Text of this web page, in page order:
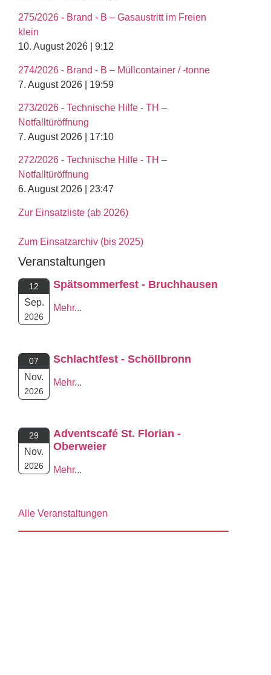
Veranstaltungen
12
Sep.
2026
Spätsommerfest - Bruchhausen
Mehr...
07
Nov.
2026
Schlachtfest - Schöllbronn
Mehr...
29
Nov.
2026
Adventscafé St. Florian -
Oberweier
Mehr...
Alle Veranstaltungen
275/2026 - Brand - B – Gasaustritt im Freien
klein
10. August 2026 | 9:12
274/2026 - Brand - B – Müllcontainer / -tonne
7. August 2026 | 19:59
273/2026 - Technische Hilfe - TH –
Notfalltüröffnung
7. August 2026 | 17:10
272/2026 - Technische Hilfe - TH –
Notfalltüröffnung
6. August 2026 | 23:47
Zur Einsatzliste (ab 2026)
Zum Einsatzarchiv (bis 2025)